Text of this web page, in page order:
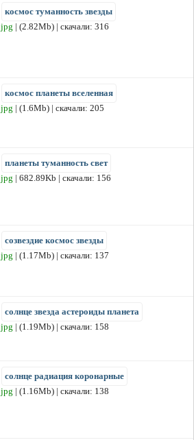
космос туманность звезды
jpg | (2.82Mb) | скачали: 316
космос планеты вселенная
jpg | (1.6Mb) | скачали: 205
планеты туманность свет
jpg | 682.89Kb | скачали: 156
созвездие космос звезды
jpg | (1.17Mb) | скачали: 137
солнце звезда астероиды планета
jpg | (1.19Mb) | скачали: 158
солнце радиация коронарные
jpg | (1.16Mb) | скачали: 138